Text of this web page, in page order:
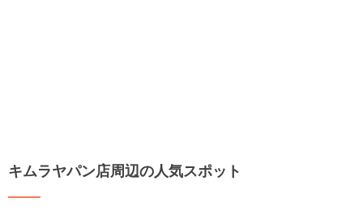
キムラヤパン店周辺の人気スポット